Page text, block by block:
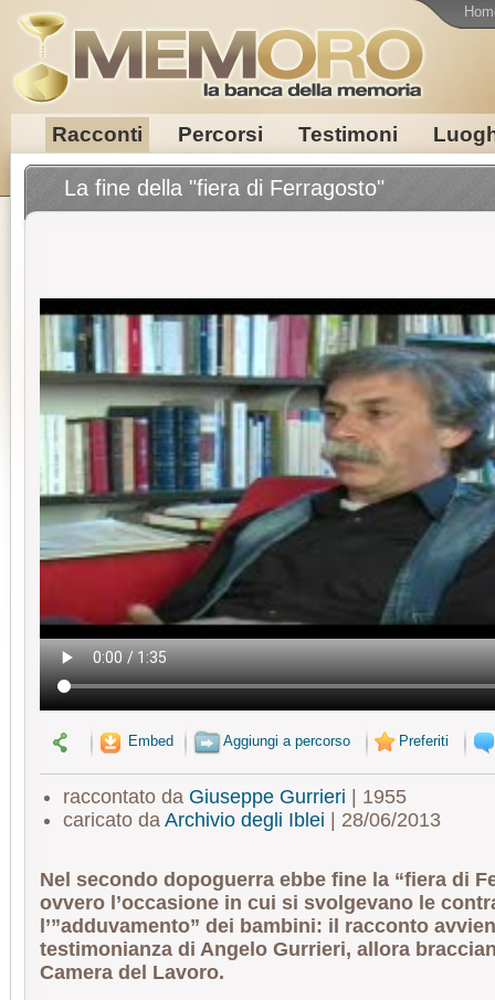
Racconti Percorsi Testimoni
La fine della "fiera di Ferragosto"
Embed Aggiungi a percorso Preferiti
raccontato da Giuseppe Gurrieri | 1955
caricato da Archivio degli Iblei | 28/06/2013
Nel secondo dopoguerra ebbe fine la “fiera di
ovvero l’occasione in cui si svolgevano le
l’”adduvamento” dei bambini: il racconto
testimonianza di Angelo Gurrieri, allora
Camera del Lavoro.